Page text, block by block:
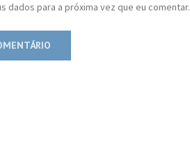
dados para a próxima vez que eu comentar.